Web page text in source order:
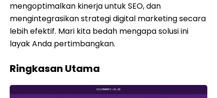
mengoptimalkan kinerja untuk SEO, dan
mengintegrasikan strategi digital marketing secara
lebih efektif. Mari kita bedah mengapa solusi ini
layak Anda pertimbangkan.
Ringkasan Utama